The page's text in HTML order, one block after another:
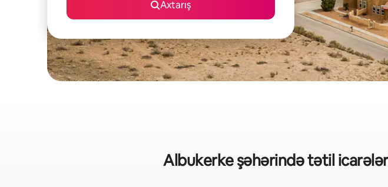
Axtarış
Albukerke şəhərində tətil